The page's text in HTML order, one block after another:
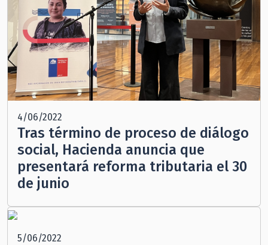
4/06/2022
Tras término de proceso de diálogo
social, Hacienda anuncia que
presentará reforma tributaria el 30
de junio
5/06/2022